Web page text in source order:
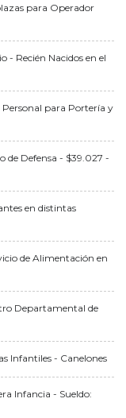
para Operador
- Recién Nacidos en el
para Portería y
de Defensa - $39.027 -
en distintas
de Alimentación en
Departamental de
Infantiles - Canelones
Infancia - Sueldo: